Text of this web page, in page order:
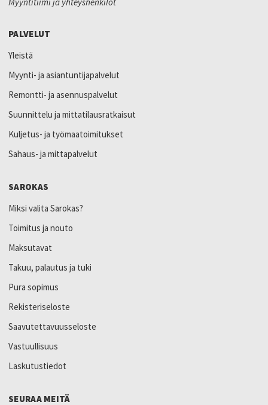
PALVELUT
Yleistä
Myynti- ja asiantuntijapalvelut
Remontti- ja asennuspalvelut
Suunnittelu ja mittatilausratkaisut
Kuljetus- ja työmaatoimitukset
Sahaus- ja mittapalvelut
SAROKAS
Miksi valita Sarokas?
Toimitus ja nouto
Maksutavat
Takuu, palautus ja tuki
Pura sopimus
Rekisteriseloste
Saavutettavuusseloste
Vastuullisuus
Laskutustiedot
SEURAA MEITÄ